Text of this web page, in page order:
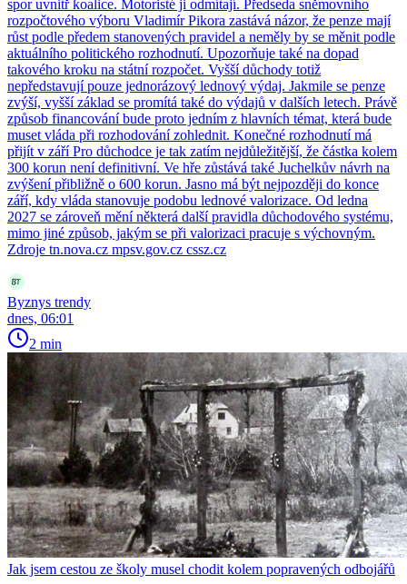
spor uvnitř koalice. Motoristé ji odmítají. Předseda sněmovního
rozpočtového výboru Vladimír Pikora zastává názor, že penze mají
růst podle předem stanovených pravidel a neměly by se měnit podle
aktuálního politického rozhodnutí. Upozorňuje také na dopad
takového kroku na státní rozpočet. Vyšší důchody totiž
nepředstavují pouze jednorázový lednový výdaj. Jakmile se penze
zvýší, vyšší základ se promítá také do výdajů v dalších letech. Právě
způsob financování bude proto jedním z hlavních témat, která bude
muset vláda při rozhodování zohlednit. Konečné rozhodnutí má
přijít v září Pro důchodce je tak zatím nejdůležitější, že částka kolem
300 korun není definitivní. Ve hře zůstává také Juchelkův návrh na
zvýšení přibližně o 600 korun. Jasno má být nejpozději do konce
září, kdy vláda stanovuje podobu lednové valorizace. Od ledna
2027 se zároveň mění některá další pravidla důchodového systému,
mimo jiné způsob, jakým se při valorizaci pracuje s výchovným.
Zdroje tn.nova.cz mpsv.gov.cz cssz.cz
Byznys trendy
dnes, 06:01
2 min
Jak jsem cestou ze školy musel chodit kolem popravených odbojářů